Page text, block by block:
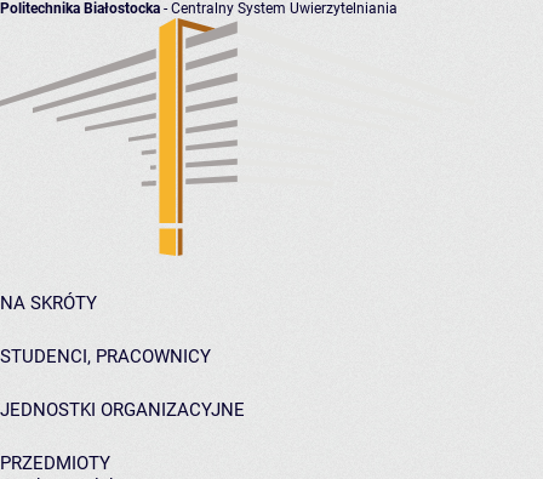
Politechnika Białostocka - Centralny System Uwierzytelniania
NA SKRÓTY
STUDENCI, PRACOWNICY
JEDNOSTKI ORGANIZACYJNE
PRZEDMIOTY